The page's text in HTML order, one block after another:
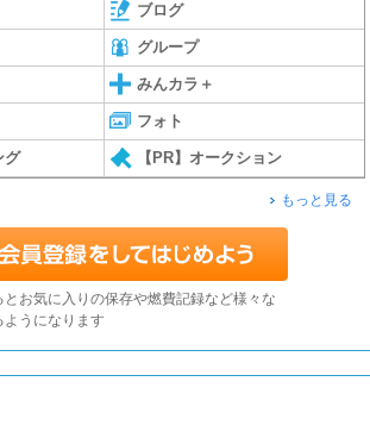
ブログ
グループ
みんカラ＋
フォト
グ 【PR】オークション
もっと見る
とお気に入りの保存や燃費記録など様々な
うになります